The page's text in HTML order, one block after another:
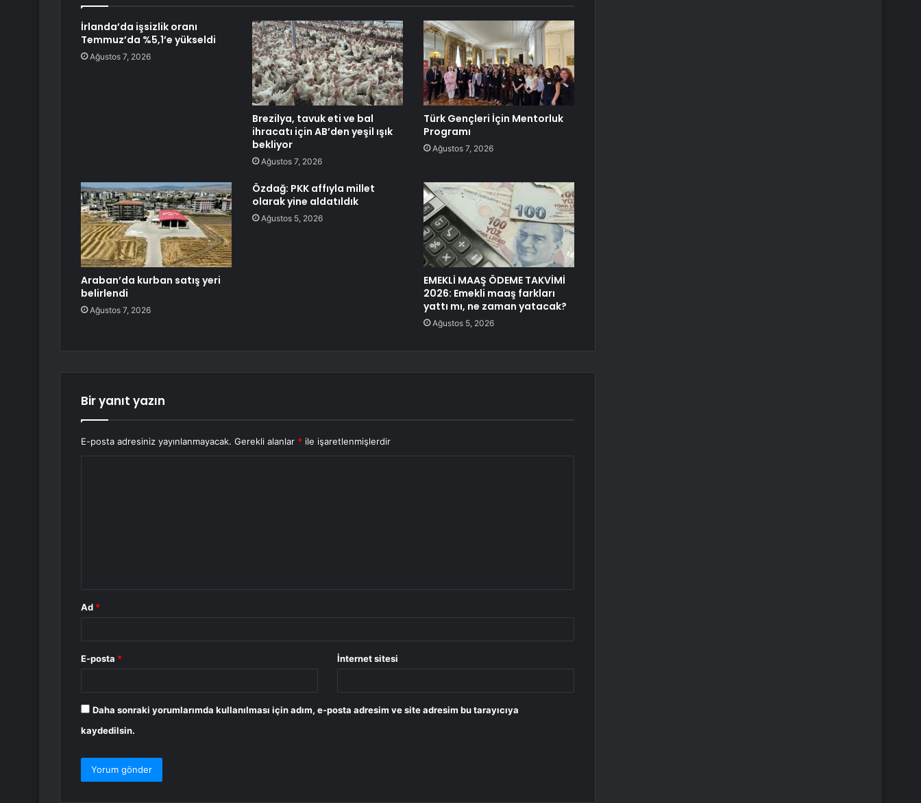
İrlanda’da işsizlik oranı
Temmuz’da %5,1’e yükseldi
Ağustos 7, 2026
Brezilya, tavuk eti ve bal
ihracatı için AB’den yeşil ışık
bekliyor
Ağustos 7, 2026
Türk Gençleri İçin Mentorluk
Programı
Ağustos 7, 2026
Araban’da kurban satış yeri
belirlendi
Ağustos 7, 2026
Özdağ: PKK affıyla millet
olarak yine aldatıldık
Ağustos 5, 2026
EMEKLİ MAAŞ ÖDEME TAKVİMİ
2026: Emekli maaş farkları
yattı mı, ne zaman yatacak?
Ağustos 5, 2026
Bir yanıt yazın
E-posta adresiniz yayınlanmayacak. Gerekli alanlar * ile işaretlenmişlerdir
Ad *
E-posta * İnternet sitesi
Daha sonraki yorumlarımda kullanılması için adım, e-posta adresim ve site adresim bu tarayıcıya
kaydedilsin.